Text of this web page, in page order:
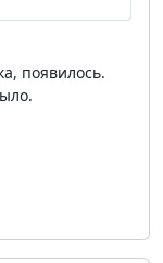
появилось.